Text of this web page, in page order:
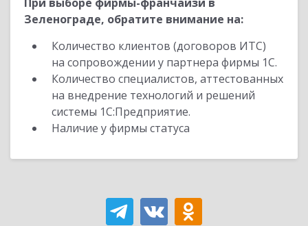
Зеленограде, обратите внимание на:
Количество клиентов (договоров ИТС)
на сопровождении у партнера фирмы 1С.
Количество специалистов, аттестованных
на внедрение технологий и решений
системы 1С:Предприятие.
Наличие у фирмы статуса